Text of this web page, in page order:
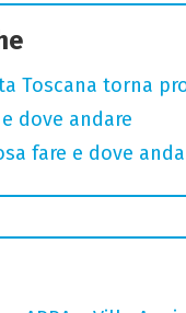
Toscana torna
dove andare
fare e dove